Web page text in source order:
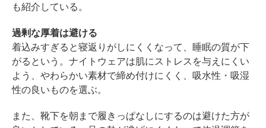
も紹介している。
過剰な厚着は避ける
着込みすぎると寝返りがしにくくなって、睡眠の質が下
がるという。ナイトウェアは肌にストレスを与えにくい
よう、やわらかい素材で締め付けにくく、吸水性・吸湿
性の良いものを選ぶ。
また、靴下を朝まで履きっぱなしにするのは避けた方が